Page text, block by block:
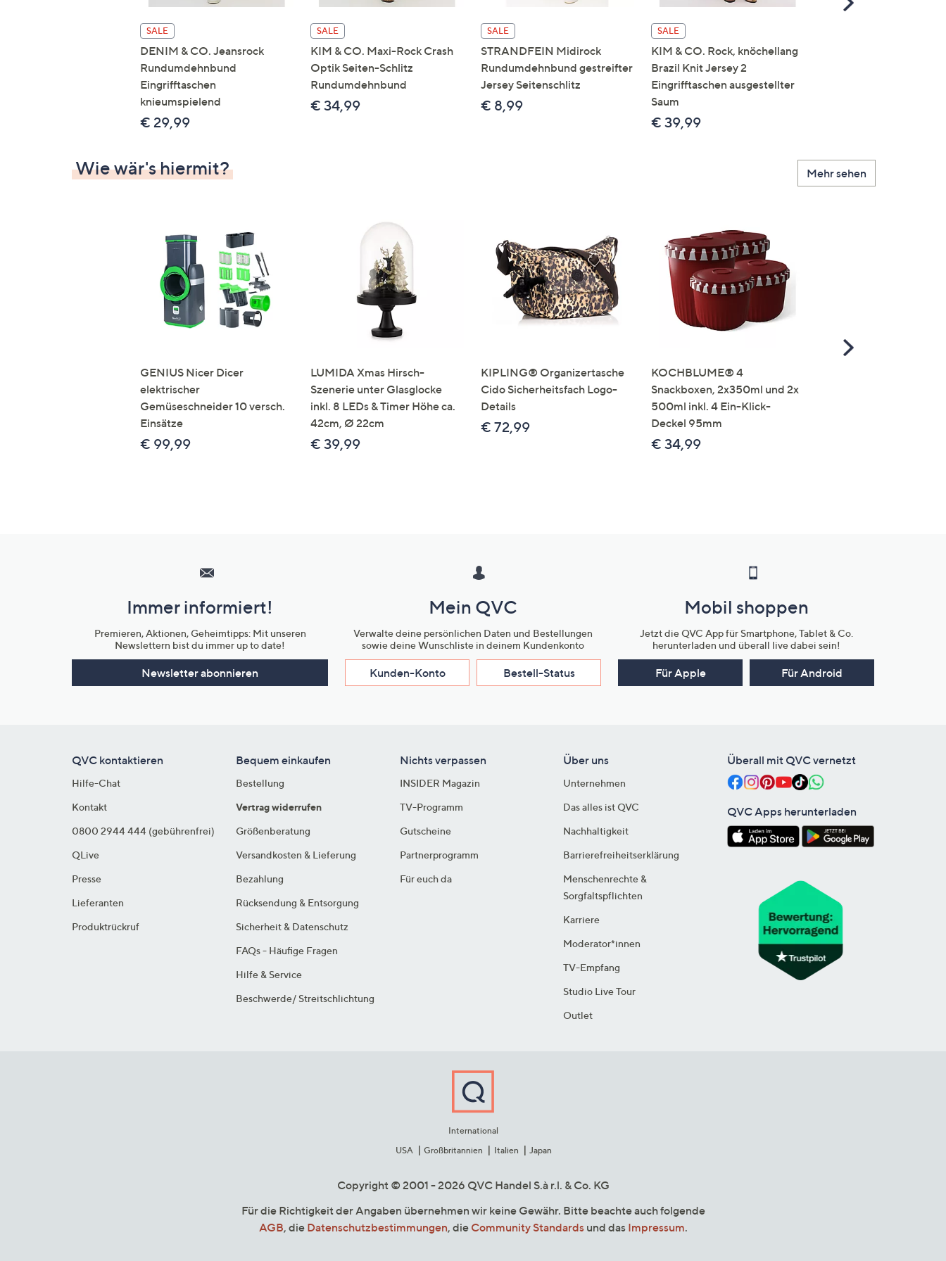
SALE
DENIM & CO. Jeansrock
Rundumdehnbund
Eingrifftaschen
knieumspielend
€ 29,99
SALE
KIM & CO. Maxi-Rock Crash
Optik Seiten-Schlitz
Rundumdehnbund
€ 34,99
SALE
STRANDFEIN Midirock
Rundumdehnbund gestreifter
Jersey Seitenschlitz
€ 8,99
SALE
KIM & CO. Rock, knöchellang
Brazil Knit Jersey 2
Eingrifftaschen ausgestellter
Saum
€ 39,99
Wie wär's hiermit? Mehr sehen
GENIUS Nicer Dicer
elektrischer
Gemüseschneider 10 versch.
Einsätze
€ 99,99
LUMIDA Xmas Hirsch-
Szenerie unter Glasglocke
inkl. 8 LEDs & Timer Höhe ca.
42cm, Ø 22cm
€ 39,99
KIPLING® Organizertasche
Cido Sicherheitsfach Logo-
Details
€ 72,99
KOCHBLUME® 4
Snackboxen, 2x350ml und 2x
500ml inkl. 4 Ein-Klick-
Deckel 95mm
€ 34,99
Scroll
Unternehmensinformationen
Immer informiert!
Premieren, Aktionen, Geheimtipps: Mit unseren
Newslettern bist du immer up to date!
Newsletter abonnieren
Mein QVC
Verwalte deine persönlichen Daten und Bestellungen
sowie deine Wunschliste in deinem Kundenkonto
Kunden-Konto Bestell-Status
Mobil shoppen
Jetzt die QVC App für Smartphone, Tablet & Co.
herunterladen und überall live dabei sein!
Für Apple Für Android
QVC kontaktieren
Hilfe-Chat
Kontakt
0800 2944 444 (gebührenfrei)
QLive
Presse
Lieferanten
Produktrückruf
Bequem einkaufen
Bestellung
Vertrag widerrufen
Größenberatung
Versandkosten & Lieferung
Bezahlung
Rücksendung & Entsorgung
Sicherheit & Datenschutz
FAQs - Häufige Fragen
Hilfe & Service
Beschwerde/ Streitschlichtung
Nichts verpassen
INSIDER Magazin
TV-Programm
Gutscheine
Partnerprogramm
Für euch da
Über uns
Unternehmen
Das alles ist QVC
Nachhaltigkeit
Barrierefreiheitserklärung
Menschenrechte &
Sorgfaltspflichten
Karriere
Moderator*innen
TV-Empfang
Studio Live Tour
Outlet
Überall mit QVC vernetzt
QVC Apps herunterladen
International
USA
Großbritannien Italien Japan
Copyright © 2001 - 2026 QVC Handel S.à r.l. & Co. KG
Für die Richtigkeit der Angaben übernehmen wir keine Gewähr. Bitte beachte auch folgende
AGB, die Datenschutzbestimmungen, die Community Standardsund das Impressum.